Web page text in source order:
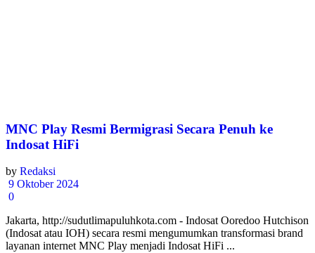
MNC Play Resmi Bermigrasi Secara Penuh ke
Indosat HiFi
by Redaksi
9 Oktober 2024
0
Jakarta, http://sudutlimapuluhkota.com - Indosat Ooredoo Hutchison
(Indosat atau IOH) secara resmi mengumumkan transformasi brand
layanan internet MNC Play menjadi Indosat HiFi ...